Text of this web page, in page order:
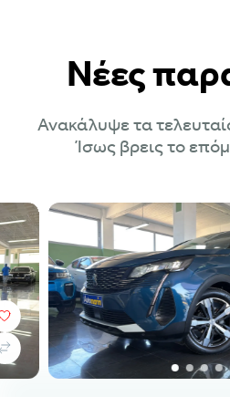
Νέες
Ανακάλυψε τα
Ίσως βρεις το